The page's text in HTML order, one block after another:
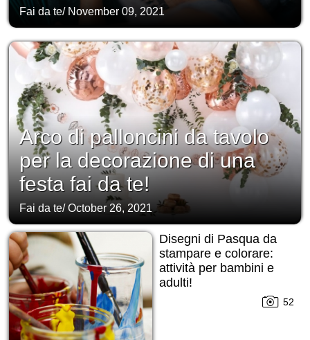
Fai da te/ November 09, 2021
Arco di palloncini da tavolo
per la decorazione di una
festa fai da te!
Fai da te/October 26, 2021
Disegni di Pasqua da
stampare e colorare:
attività per bambini e
adulti!
52